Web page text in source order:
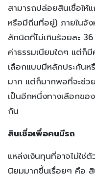
สามารถปล่อยสินเชื่อใ
หรือมีถิ่นที่อยู่) ภายในจั
สักนิดที่ไม่เกินร้อยละ
ค่าธรรมเนียมใดๆ แต่ก็
เลือกแบบมีหลักประกันห
มาก แต่ก็มากพอที่จะช่ว
เป็นอีกหนึ่งทางเลือกขอ
กัน
สินเชื่อเพื่อคนมีรถ
แหล่งเงินทุนที่อาจไม่ใช่
นิยมมากขึ้นเรื่อยๆ คือ สิ